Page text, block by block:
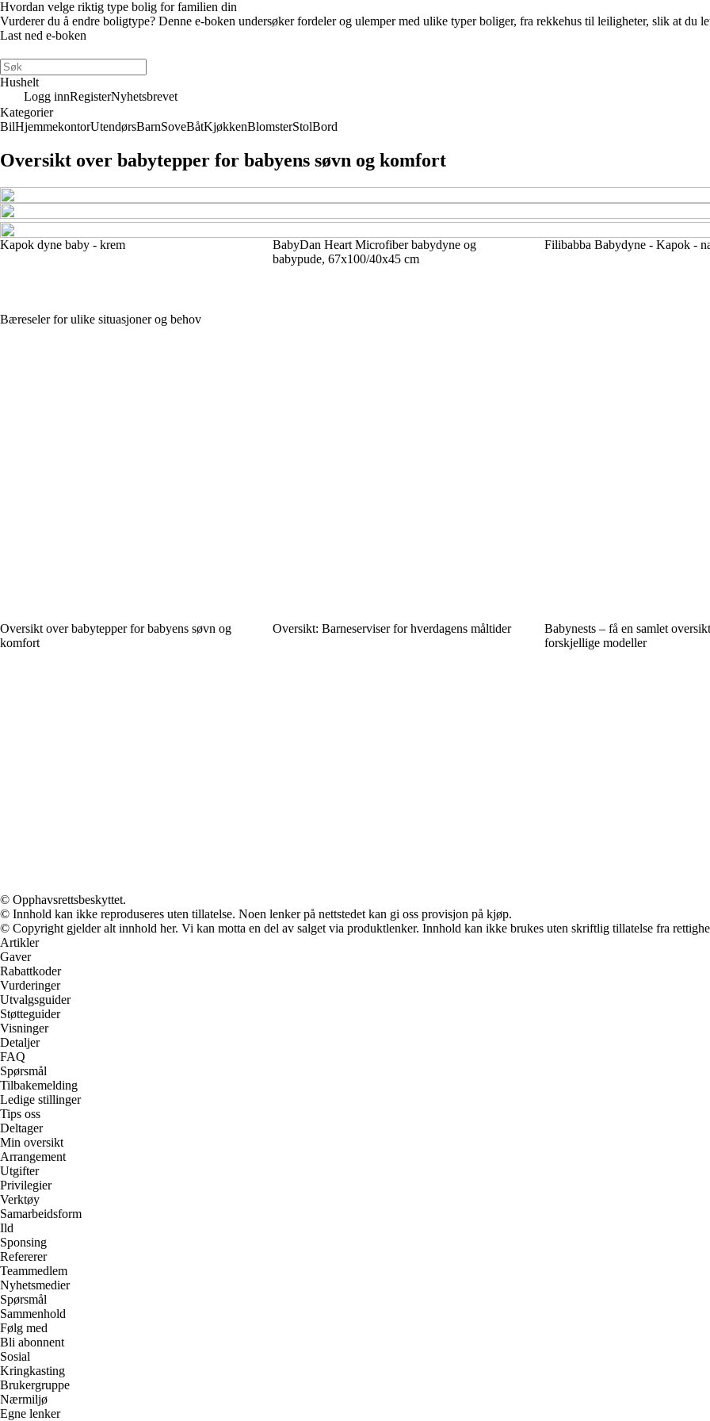
Hvordan velge riktig type bolig for familien din
Vurderer du å endre boligtype? Denne e-boken undersøker fordeler og ulemper med ulike typer boliger, fra rekkehus til leiligheter, slik at du
Last ned e-boken
Hushelt
Logg innRegisterNyhetsbrevet
Kategorier
BilHjemmekontorUtendørsBarnSoveBåtKjøkkenBlomsterStolBord
Oversikt over babytepper for babyens søvn og komfort
Kapok dyne baby - krem
BabyDan Heart Microfiber babydyne og
babypude, 67x100/40x45 cm
Filibabba Babydyne - Kapok -
Bæreseler for ulike situasjoner og behov
Oversikt over babytepper for babyens søvn og
komfort
Oversikt: Barneserviser for hverdagens måltider
Babynests – få en samlet
forskjellige modeller
© Opphavsrettsbeskyttet.
© Innhold kan ikke reproduseres uten tillatelse. Noen lenker på nettstedet kan gi oss provisjon på kjøp.
© Copyright gjelder alt innhold her. Vi kan motta en del av salget via produktlenker. Innhold kan ikke brukes uten skriftlig tillatelse fra
Artikler
Gaver
Rabattkoder
Vurderinger
Utvalgsguider
Støtteguider
Visninger
Detaljer
FAQ
Spørsmål
Tilbakemelding
Ledige stillinger
Tips oss
Deltager
Min oversikt
Arrangement
Utgifter
Privilegier
Verktøy
Samarbeidsform
Ild
Sponsing
Refererer
Teammedlem
Nyhetsmedier
Spørsmål
Sammenhold
Følg med
Bli abonnent
Sosial
Kringkasting
Brukergruppe
Nærmiljø
Egne lenker